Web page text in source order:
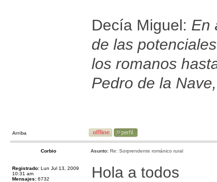
Decía Miguel: En
de las
los romanos
Pedro de la
Arriba
Corbio Asunto: Re: Sorprendente románico rural
Registrado: Lun Jul 13, 2009
10:31 am
Mensajes: 6732 Hola a todos